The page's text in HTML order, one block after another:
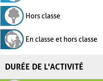
Hors classe
En classe et hors classe
DURÉE DE L'ACTIVITÉ